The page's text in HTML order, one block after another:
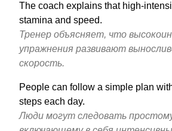
The coach explains that high-
stamina and speed.
Тренер объясняет, что
упражнения развивают
скорость.
People can follow a simple plan
steps each day.
Люди могут следовать